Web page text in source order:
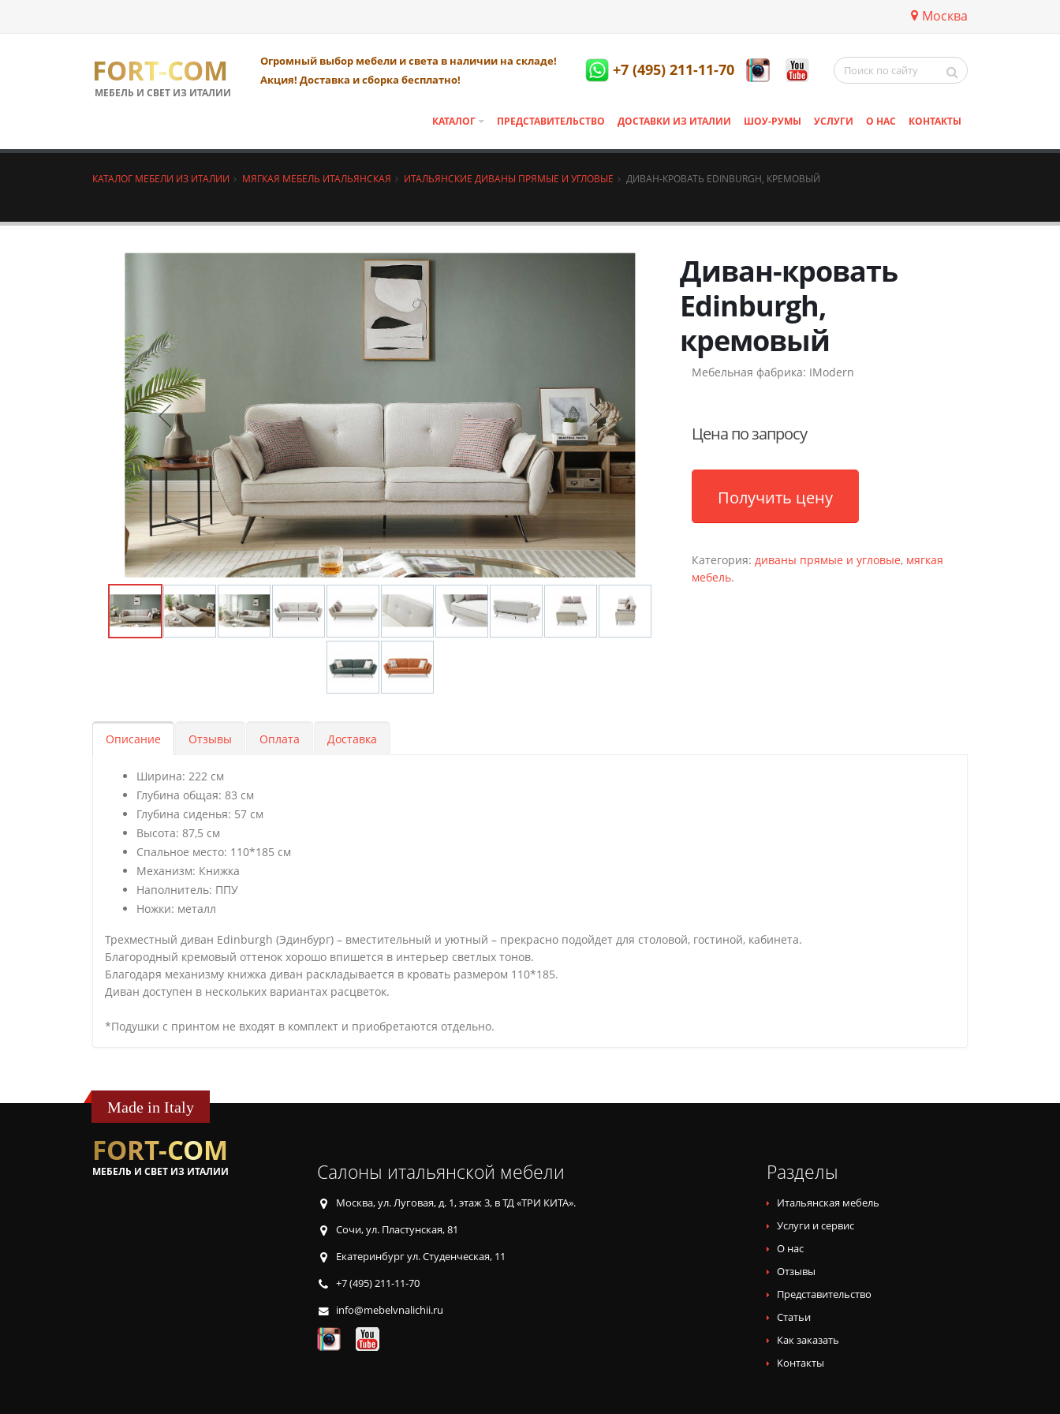
Москва
FORT-COM
МЕБЕЛЬ И СВЕТ ИЗ ИТАЛИИ
Огромный выбор мебели и света в наличии на складе!
Акция! Доставка и сборка бесплатно!
+7 (495) 211-11-70
КАТАЛОГ ПРЕДСТАВИТЕЛЬСТВО ДОСТАВКИ ИЗ ИТАЛИИ ШОУ-РУМЫ УСЛУГИ О НАС КОНТАКТЫ
КАТАЛОГ МЕБЕЛИ ИЗ ИТАЛИИ МЯГКАЯ МЕБЕЛЬ ИТАЛЬЯНСКАЯ ИТАЛЬЯНСКИЕ ДИВАНЫ ПРЯМЫЕ И УГЛОВЫЕ ДИВАН-КРОВАТЬ EDINBURGH, КРЕМОВЫЙ
Диван-кровать
Edinburgh,
кремовый
Мебельная фабрика: IModern
Цена по запросу
Получить цену
Категория: диваны прямые и угловые, мягкая
мебель.
Описание Отзывы Оплата Доставка
Ширина: 222 см
Глубина общая: 83 см
Глубина сиденья: 57 см
Высота: 87,5 см
Спальное место: 110*185 см
Механизм: Книжка
Наполнитель: ППУ
Ножки: металл
Трехместный диван Edinburgh (Эдинбург) – вместительный и уютный – прекрасно подойдет для столовой, гостиной, кабинета.
Благородный кремовый оттенок хорошо впишется в интерьер светлых тонов.
Благодаря механизму книжка диван раскладывается в кровать размером 110*185.
Диван доступен в нескольких вариантах расцветок.
*Подушки с принтом не входят в комплект и приобретаются отдельно.
Made in Italy
FORT-COM
МЕБЕЛЬ И СВЕТ ИЗ ИТАЛИИ Салоны итальянской мебели
Москва, ул. Луговая, д. 1, этаж 3, в ТД «ТРИ КИТА».
Сочи, ул. Пластунская, 81
Екатеринбург ул. Студенческая, 11
+7 (495) 211-11-70
info@mebelvnalichii.ru
Разделы
Итальянская мебель
Услуги и сервис
О нас
Отзывы
Представительство
Статьи
Как заказать
Контакты